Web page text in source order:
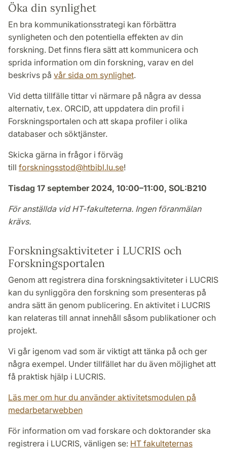
Öka din synlighet
En bra kommunikationsstrategi kan förbättra
synligheten och den potentiella effekten av din
forskning. Det finns flera sätt att kommunicera och
sprida information om din forskning, varav en del
beskrivs på vår sida om synlighet.
Vid detta tillfälle tittar vi närmare på några av dessa
alternativ, t.ex. ORCID, att uppdatera din profil i
Forskningsportalen och att skapa profiler i olika
databaser och söktjänster.
Skicka gärna in frågor i förväg
till forskningsstod@htbibl.lu.se!
Tisdag 17 september 2024, 10:00–11:00, SOL:B210
För anställda vid HT-fakulteterna. Ingen föranmälan
krävs.
Forskningsaktiviteter i LUCRIS och
Forskningsportalen
Genom att registrera dina forskningsaktiviteter i LUCRIS
kan du synliggöra den forskning som presenteras på
andra sätt än genom publicering. En aktivitet i LUCRIS
kan relateras till annat innehåll såsom publikationer och
projekt.
Vi går igenom vad som är viktigt att tänka på och ger
några exempel. Under tillfället har du även möjlighet att
få praktisk hjälp i LUCRIS.
Läs mer om hur du använder aktivitetsmodulen på
medarbetarwebben
För information om vad forskare och doktorander ska
registrera i LUCRIS, vänligen se: HT fakulteternas